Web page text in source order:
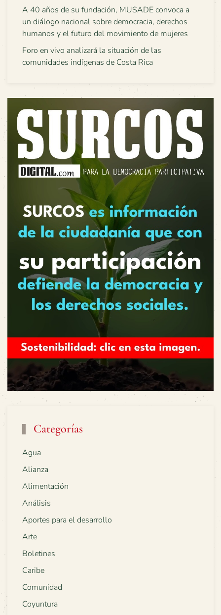
A 40 años de su fundación, MUSADE convoca a
un diálogo nacional sobre democracia, derechos
humanos y el futuro del movimiento de mujeres
Foro en vivo analizará la situación de las
comunidades indígenas de Costa Rica
Categorías
Agua
Alianza
Alimentación
Análisis
Aportes para el desarrollo
Arte
Boletines
Caribe
Comunidad
Coyuntura